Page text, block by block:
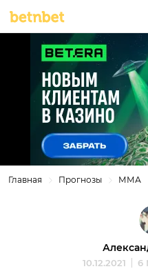
Главная Прогнозы ММА
10.12.2021 6